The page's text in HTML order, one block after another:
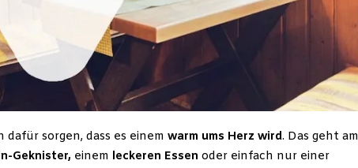
dafür sorgen, dass es einem warm ums Herz wird. Das geht am
Geknister, einem leckeren Essen oder einfach nur einer